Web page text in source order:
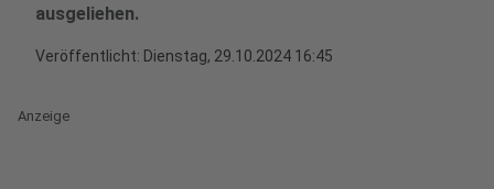
ausgeliehen.
Veröffentlicht: Dienstag, 29.10.2024 16:45
Anzeige